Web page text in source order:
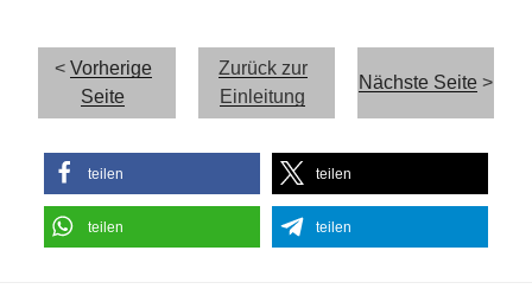
< Vorherige
Seite
Zurück zur
Einleitung
Nächste Seite >
teilen teilen
teilen teilen